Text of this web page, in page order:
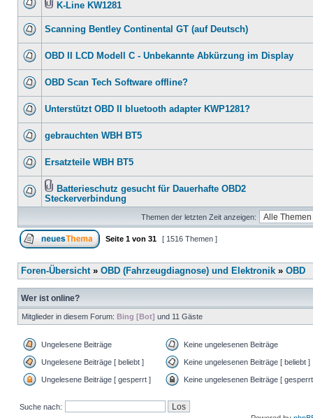
K-Line KW1281
Scanning Bentley Continental GT (auf Deutsch)
OBD II LCD Modell C - Unbekannte Abkürzung im Display
OBD Scan Tech Software offline?
Unterstützt OBD II bluetooth adapter KWP1281?
gebrauchten WBH BT5
Ersatzteile WBH BT5
Batterieschutz gesucht für Dauerhafte OBD2
Steckerverbindung
Themen der letzten Zeit anzeigen:
Seite 1 von 31 [ 1516 Themen ]
Foren-Übersicht» OBD (Fahrzeugdiagnose) und Elektronik » OBD
Wer ist online?
Mitglieder in diesem Forum: Bing [Bot] und 11 Gäste
Ungelesene Beiträge Keine ungelesenen Beiträge
Ungelesene Beiträge [ beliebt ] Keine ungelesenen Beiträge [ beliebt ]
Ungelesene Beiträge [ gesperrt ] Keine ungelesenen Beiträge [
Suche nach: